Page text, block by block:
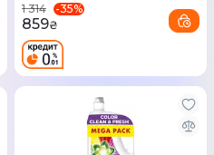
1 314 -35%
859₴